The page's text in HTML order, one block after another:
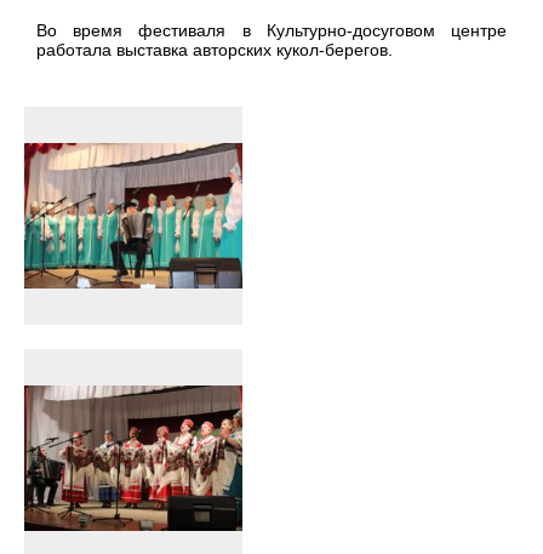
Во время фестиваля в Культурно-досуговом центре
работала выставка авторских кукол-берегов.